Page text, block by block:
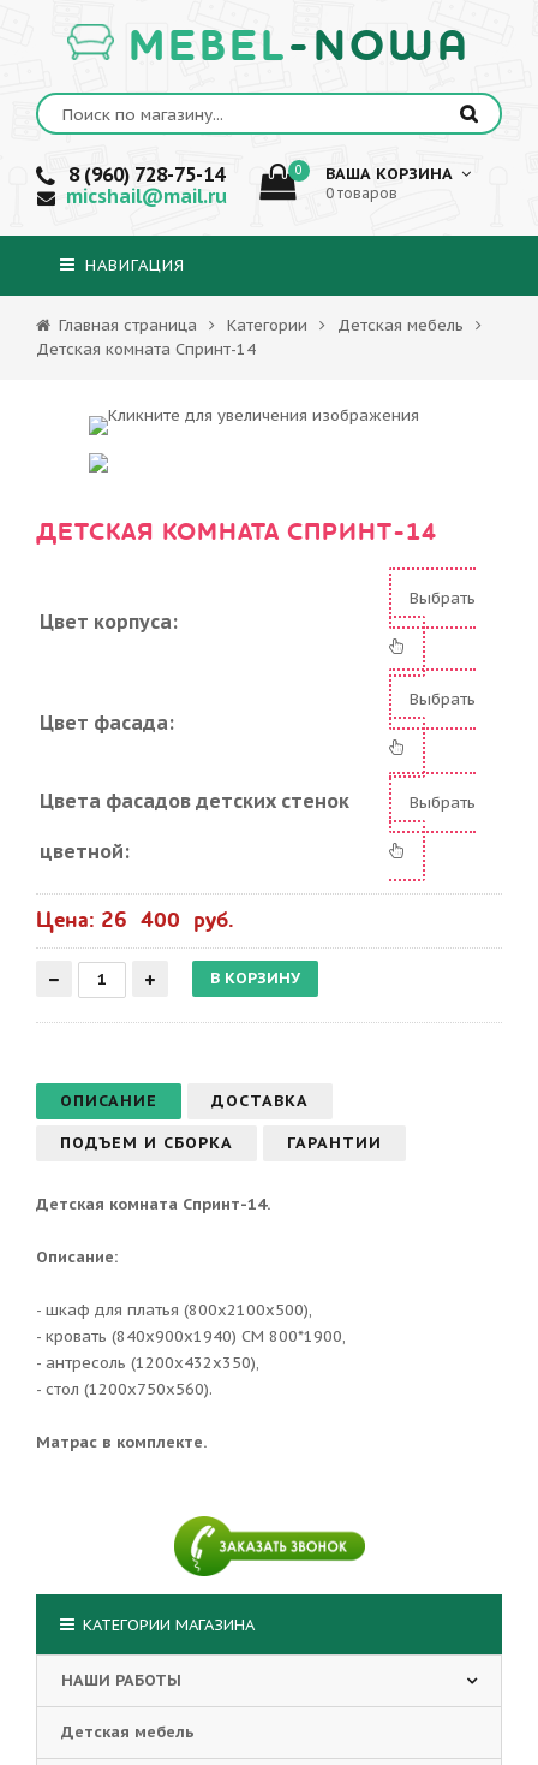
MEBEL-NOWA
8 (960) 728-75-14
micshail@mail.ru
0 ВАША КОРЗИНА
0 товаров
НАВИГАЦИЯ
Главная страница Категории
Детская мебель
Детская комната Спринт-14
ДЕТСКАЯ КОМНАТА СПРИНТ-14
Цвет корпуса:
Выбрать
Цвет фасада:
Выбрать
Цвета фасадов детских стенок
цветной:
Выбрать
Цена: 26 400 руб.
ОПИСАНИЕ ДОСТАВКА
ПОДЪЕМ И СБОРКА ГАРАНТИИ
Детская комната Спринт-14.
Описание:
- шкаф для платья (800х2100х500),
- кровать (840х900х1940) СМ 800*1900,
- антресоль (1200х432х350),
- стол (1200х750х560).
Матрас в комплекте.
КАТЕГОРИИ МАГАЗИНА
НАШИ РАБОТЫ
Детская мебель